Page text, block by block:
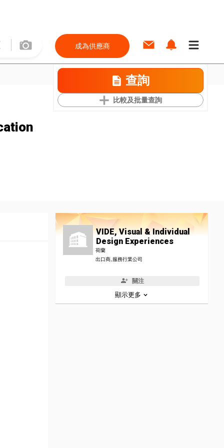
成為供應商
查詢
比較及批量查詢
VIDE, Visual & Individual
Design Experiences
荷蘭
出口商, 服務行業公司
關注
顯示更多